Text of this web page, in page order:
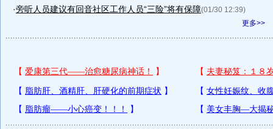
·旁听人员建议有回音社区工作人员“三险”将有保障(01/30 12:39)
更多>>